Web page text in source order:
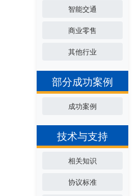
智能交通
商业零售
其他行业
部分成功案例
成功案例
技术与支持
相关知识
协议标准